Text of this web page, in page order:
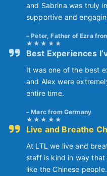
and Sabrina was truly
supportive and
Peter, Father of Ezra
Best Experiences
It was one of the best
and Alex were
entire time.
Marc from Germany
Live and Breathe
At LTL we live and
staff is kind in way
like the Chinese people.